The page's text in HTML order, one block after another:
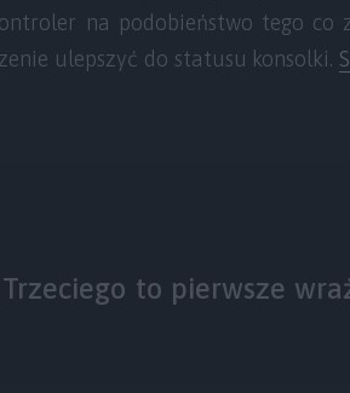
na podobieństwo tego co
ulepszyć do statusu konsolki.
to pierwsze